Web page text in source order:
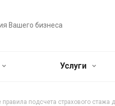
Вашего бизнеса
Услуги
подсчета страхового